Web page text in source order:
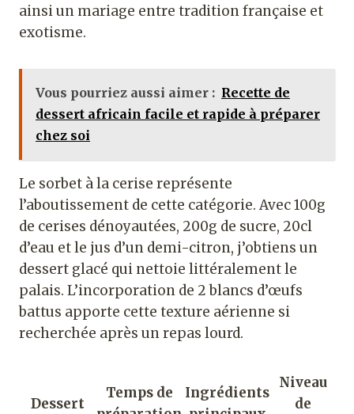
ainsi un mariage entre tradition française et
exotisme.
Vous pourriez aussi aimer : Recette de
dessert africain facile et rapide à préparer
chez soi
Le sorbet à la cerise représente
l’aboutissement de cette catégorie. Avec 100g
de cerises dénoyautées, 200g de sucre, 20cl
d’eau et le jus d’un demi-citron, j’obtiens un
dessert glacé qui nettoie littéralement le
palais. L’incorporation de 2 blancs d’œufs
battus apporte cette texture aérienne si
recherchée après un repas lourd.
Dessert
Temps de
Ingrédients
Niveau
de